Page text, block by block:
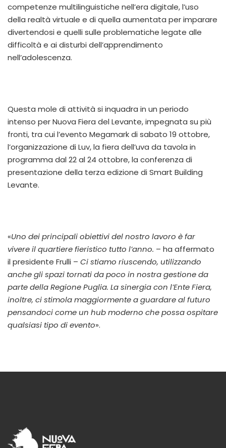
competenze multilinguistiche nell’era digitale, l’uso
della realtà virtuale e di quella aumentata per imparare
divertendosi e quelli sulle problematiche legate alle
difficoltà e ai disturbi dell’apprendimento
nell’adolescenza.
Questa mole di attività si inquadra in un periodo
intenso per Nuova Fiera del Levante, impegnata su più
fronti, tra cui l’evento Megamark di sabato 19 ottobre,
l’organizzazione di Luv, la fiera dell’uva da tavola in
programma dal 22 al 24 ottobre, la conferenza di
presentazione della terza edizione di Smart Building
Levante.
«Uno dei principali obiettivi del nostro lavoro è far
vivere il quartiere fieristico tutto l’anno. – ha affermato
il presidente Frulli – Ci stiamo riuscendo, utilizzando
anche gli spazi tornati da poco in nostra gestione da
parte della Regione Puglia. La sinergia con l’Ente Fiera,
inoltre, ci stimola maggiormente a guardare al futuro
pensandoci come un hub moderno che possa ospitare
qualsiasi tipo di evento».